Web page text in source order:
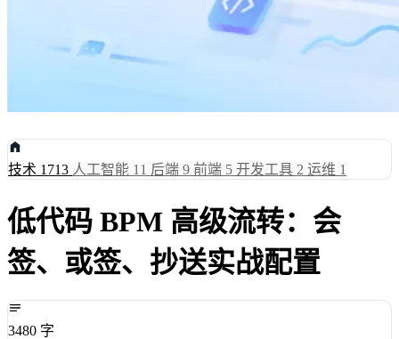
技术 1713 人工智能 11 后端 9 前端 5 开发工具 2 运维 1
低代码 BPM 高级流转：会
签、或签、抄送实战配置
3480 字